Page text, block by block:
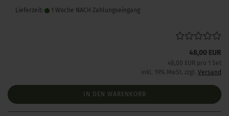
Lieferzeit: 1 Woche NACH Zahlungseingang
48,00 EUR
48,00 EUR pro 1 Set
inkl. 19% MwSt. zzgl. Versand
IN DEN WARENKORB